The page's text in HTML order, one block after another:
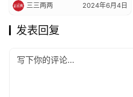
三三两两 2024年6月4日
发表回复